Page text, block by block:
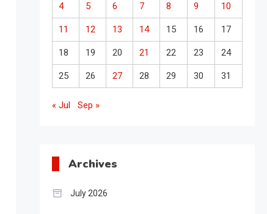
4 5 6 7 8 9 10
11 12 13 14 15 16 17
18 19 20 21 22 23 24
25 26 27 28 29 30 31
« Jul Sep »
Archives
July 2026